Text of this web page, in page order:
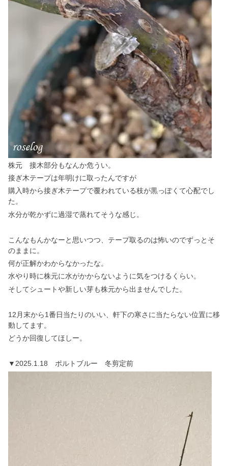
株元 接木部分もなんか危うい。
接ぎ木テープは年明けに取ったんですが
購入時から接ぎ木テープで覆われている枝が黒っぽくて心配でし
た。
水分が乾かずに過湿で蒸れてそうな感じ。
こんなもんかなーと思いつつ、テープ取るのは怖いのでずっとそ
のままに。
何が正解かわからなかったな。
水やり時に株元に水がかからないように気をつけるくらい。
そしてシュートや新しい芽も株元から出ませんでした。
12月末から1番日当たりのいい、軒下の寒さに当たらない位置に移
動してます。
どうか回復してほしー。
▼2025.1.18 ポルトブルー 冬剪定前